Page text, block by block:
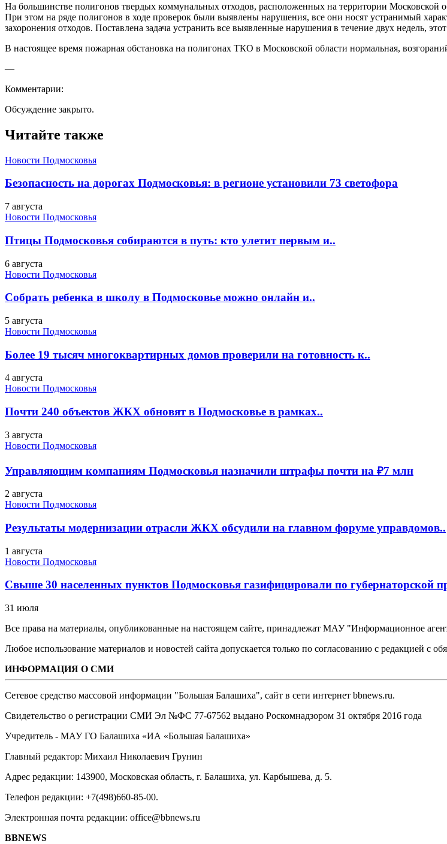
На большинстве полигонов твердых коммунальных отходов, расположенных на территории Московской
При этом на ряде полигонов в ходе проверок были выявлены нарушения, все они носят устранимый
захоронения отходов. Поставлена задача устранить все выявленные нарушения в течение двух недель,
В настоящее время пожарная обстановка на полигонах ТКО в Московской области нормальная,
—
Комментарии:
Обсуждение закрыто.
Читайте также
Новости Подмосковья
Безопасность на дорогах Подмосковья: в регионе установили 73 светофора
7 августа
Новости Подмосковья
Птицы Подмосковья собираются в путь: кто улетит первым и..
6 августа
Новости Подмосковья
Собрать ребенка в школу в Подмосковье можно онлайн и..
5 августа
Новости Подмосковья
Более 19 тысяч многоквартирных домов проверили на готовность к..
4 августа
Новости Подмосковья
Почти 240 объектов ЖКХ обновят в Подмосковье в рамках..
3 августа
Новости Подмосковья
Управляющим компаниям Подмосковья назначили штрафы почти на ₽7 млн
2 августа
Новости Подмосковья
Результаты модернизации отрасли ЖКХ обсудили на главном форуме управдомов..
1 августа
Новости Подмосковья
Свыше 30 населенных пунктов Подмосковья газифицировали по губернаторской
31 июля
Все права на материалы, опубликованные на настоящем сайте, принадлежат МАУ "Информационное
Любое использование материалов и новостей сайта допускается только по согласованию с редакцией с
ИНФОРМАЦИЯ О СМИ
Сетевое средство массовой информации "Большая Балашиха", сайт в сети интернет bbnews.ru.
Свидетельство о регистрации СМИ Эл №ФС ‎77-67562 выдано Роскомнадзором 31 октября 2016 года
Учредитель - МАУ ГО Балашиха «ИА «Большая Балашиха»
Главный редактор: Михаил Николаевич Грунин
Адрес редакции: 143900, Московская область, г. Балашиха, ул. Карбышева, д. 5.
Телефон редакции: +7(498)660-85-00.
Электронная почта редакции: office@bbnews.ru
BBNEWS